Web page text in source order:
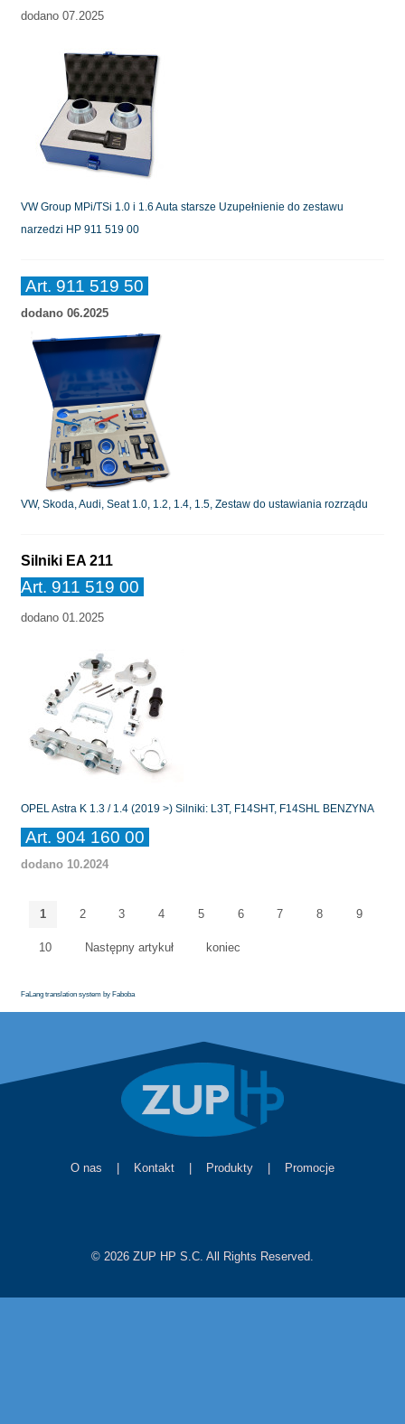
dodano 07.2025
VW Group MPi/TSi 1.0 i 1.6 Auta starsze Uzupełnienie do zestawu
narzedzi HP 911 519 00
Art. 911 519 50
dodano 06.2025
VW, Skoda, Audi, Seat 1.0, 1.2, 1.4, 1.5, Zestaw do ustawiania rozrządu
Silniki EA 211
Art. 911 519 00
dodano 01.2025
OPEL Astra K 1.3 / 1.4 (2019 >) Silniki: L3T, F14SHT, F14SHL BENZYNA
Art. 904 160 00
dodano 10.2024
1 2 3 4 5 6 7 8 9
10 Następny artykuł koniec
FaLang translation system by Faboba
O nas | Kontakt | Produkty | Promocje
© 2026 ZUP HP S.C. All Rights Reserved.